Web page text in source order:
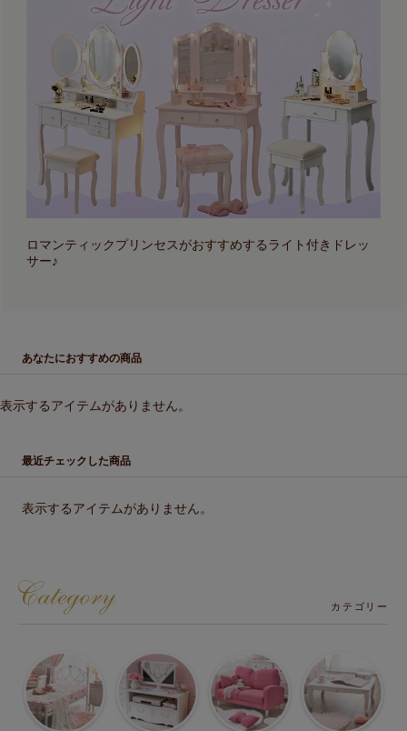
ロマンティックプリンセスがおすすめするライト付きドレッ
サー♪
あなたにおすすめの商品
表示するアイテムがありません。
最近チェックした商品
表示するアイテムがありません。
カテゴリー